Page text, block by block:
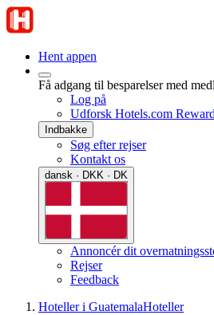
Hent appen
Få adgang til besparelser med
Log på
Udforsk Hotels.com
Indbakke
Søg efter rejser
Kontakt os
dansk · DKK · DK
Annoncér dit
Rejser
Feedback
Hoteller i GuatemalaHoteller